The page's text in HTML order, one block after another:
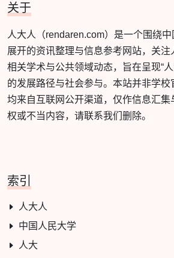
关于
人大人（rendaren.com）是一个围绕
展开的资讯整理与信息参考网站，关注
相关学术与公共领域动态，旨在呈现“
的发展路径与社会参与。本站并非学
均来自互联网公开渠道，仅作信息汇集
权或不当内容，请联系我们删除。
索引
人大人
中国人民大学
人大